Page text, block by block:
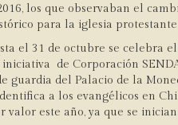
los que observaban el
para la iglesia
el 31 de octubre se celebra
de Corporación
guardia del Palacio de la
a los evangélicos en
este año, ya que se